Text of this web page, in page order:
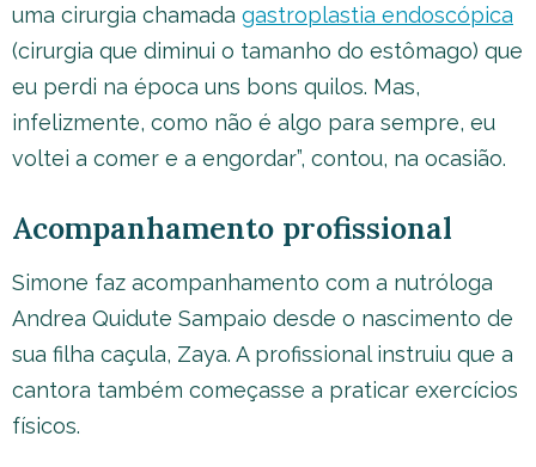
uma cirurgia chamada gastroplastia endoscópica
(cirurgia que diminui o tamanho do estômago) que
eu perdi na época uns bons quilos. Mas,
infelizmente, como não é algo para sempre, eu
voltei a comer e a engordar”, contou, na ocasião.
Acompanhamento profissional
Simone faz acompanhamento com a nutróloga
Andrea Quidute Sampaio desde o nascimento de
sua filha caçula, Zaya. A profissional instruiu que a
cantora também começasse a praticar exercícios
físicos.